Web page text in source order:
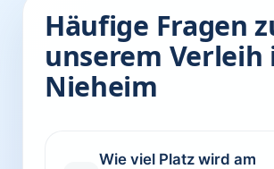
Häufige Fragen
unserem Verleih
Nieheim
Wie viel Platz wird am